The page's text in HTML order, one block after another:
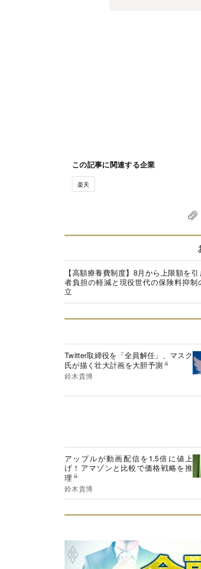
この記事に関連する企業
楽天
【高額療養費制度】8月から上限額を
者負担の軽減と現役世代の保険料抑制
立
Twitter取締役を「全員解任」、マスク
氏が描く壮大計画を大胆予測
鈴木貴博
アップルが動画配信を1.5倍に値上
げ！アマゾンと比較で価格戦略を推
理
鈴木貴博